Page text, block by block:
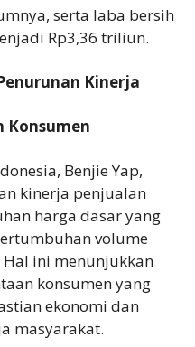
serta laba bersih
Rp3,36 triliun.
Kinerja
Konsumen
Benjie Yap,
kinerja penjualan
harga dasar yang
volume
Hal ini menunjukkan
konsumen yang
ekonomi dan
masyarakat.